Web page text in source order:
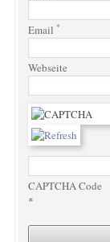
Email *
Webseite
CAPTCHA Code
*